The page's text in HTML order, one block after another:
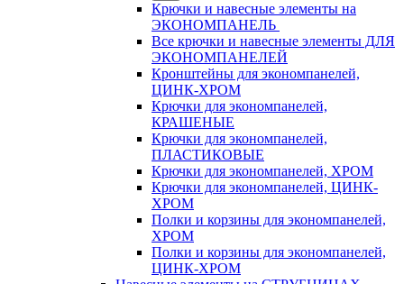
Крючки и навесные элементы на
ЭКОНОМПАНЕЛЬ
Все крючки и навесные элементы ДЛЯ
ЭКОНОМПАНЕЛЕЙ
Кронштейны для экономпанелей,
ЦИНК-ХРОМ
Крючки для экономпанелей,
КРАШЕНЫЕ
Крючки для экономпанелей,
ПЛАСТИКОВЫЕ
Крючки для экономпанелей, ХРОМ
Крючки для экономпанелей, ЦИНК-
ХРОМ
Полки и корзины для экономпанелей,
ХРОМ
Полки и корзины для экономпанелей,
ЦИНК-ХРОМ